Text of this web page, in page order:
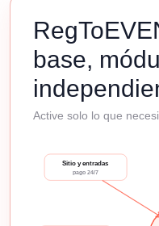
base,
Active solo lo que
Sitio y entradas
pago 24/7